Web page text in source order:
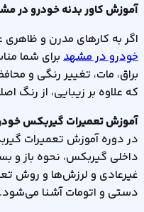
آموزش کاور بدنه خودرو در
اگر به کارهای مدرن و ظاهری
خودرو در مشهد برای شما
براق، مات، تغییر رنگی و
که علاوه بر زیبایی، از رنگ
آموزش تعمیرات گیربکس
در دوره آموزش تعمیرات
داخلی گیربکس، نحوه باز و
غیرعادی و لرزش‌ها و روش
دستی و اتومات آشنا می‌شود.